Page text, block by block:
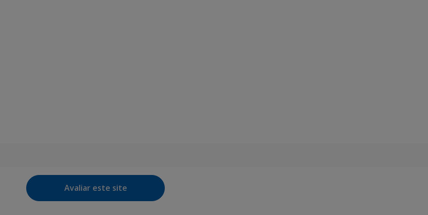
Avaliar este site